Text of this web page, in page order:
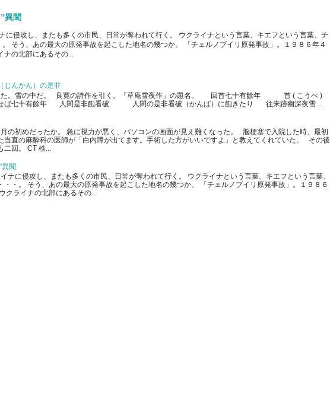
異聞
に侵攻し、またも多くの市民、日常が奪われて行く。 ウクライナという言葉、キエフという言葉、チ
。 そう、あの最大の原発事故を起こした地名の幾つか。 「チェルノブイリ原発事故」。１９８６年４
ナの北部にあるその...
じんかん）の是非
た。雪の中だ。 良寛の詩作を引く。「草庵雪夜作」の題名。 回首七十有餘年 首 ( こうべ )
せば七十有餘年 人間是非飽看破 人間の是非看破（かんぱ）に飽きたり 往来跡幽深夜雪 ...
の初めだったか。 急に視力が悪く、パソコンの画面が見え難くなった。 脳梗塞で入院した時、最初
当直の麻酔科の医師が「白内障が出てます。手術した方がいいですよ」と教えてくれていた。 その後
二回。 CT 検...
異聞
ナに侵攻し、またも多くの市民、日常が奪われて行く。 ウクライナという言葉、キエフという言葉、
・・。 そう、あの最大の原発事故を起こした地名の幾つか。 「チェルノブイリ原発事故」。１９８６
クライナの北部にあるその...